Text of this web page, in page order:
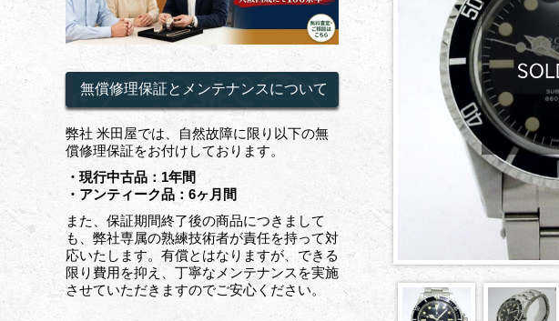
無償修理保証とメンテナンスについて
弊社 米田屋では、自然故障に限り以下の無
償修理保証をお付けしております。
・現行中古品：1年間
・アンティーク品：6ヶ月間
また、保証期間終了後の商品につきまして
も、弊社専属の熟練技術者が責任を持って対
応いたします。有償とはなりますが、できる
限り費用を抑え、丁寧なメンテナンスを実施
させていただきますのでご安心ください。